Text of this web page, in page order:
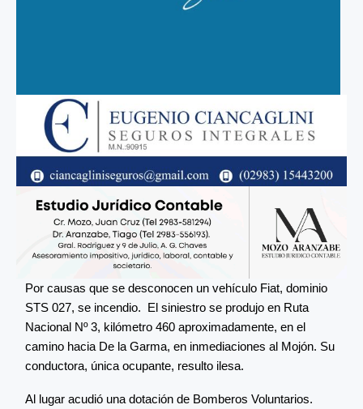
Por causas que se desconocen un vehículo Fiat, dominio
STS 027, se incendio. El siniestro se produjo en Ruta
Nacional Nº 3, kilómetro 460 aproximadamente, en el
camino hacia De la Garma, en inmediaciones al Mojón. Su
conductora, única ocupante, resulto ilesa.
Al lugar acudió una dotación de Bomberos Voluntarios.